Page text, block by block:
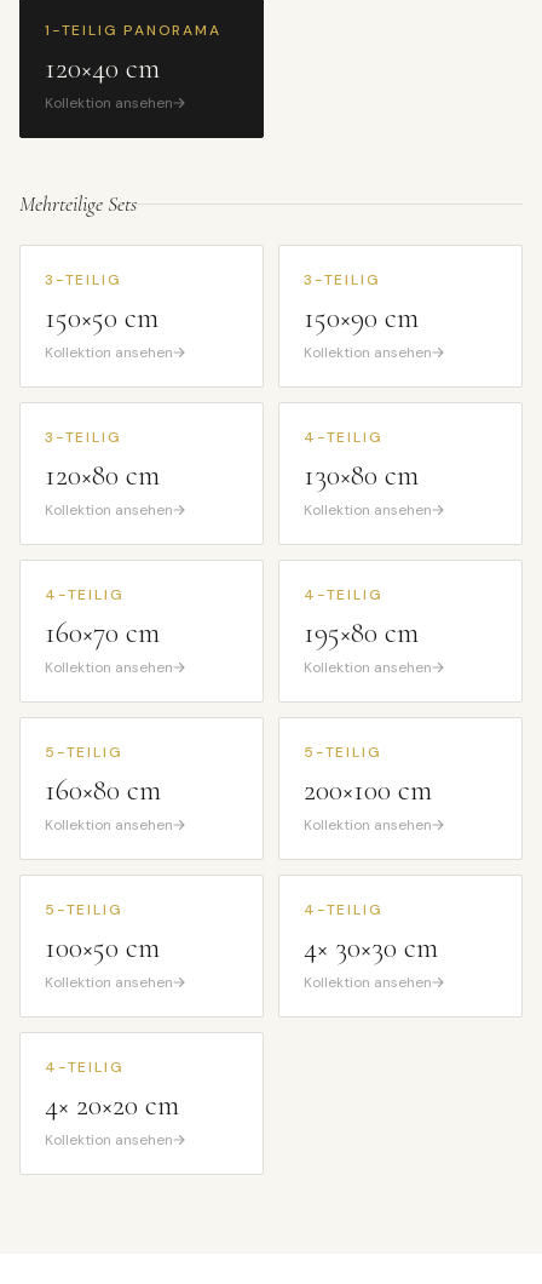
1-TEILIG PANORAMA
120×40 cm
Kollektion ansehen
Mehrteilige Sets
3-TEILIG
150×50 cm
Kollektion ansehen
3-TEILIG
150×90 cm
Kollektion ansehen
3-TEILIG
120×80 cm
Kollektion ansehen
4-TEILIG
130×80 cm
Kollektion ansehen
4-TEILIG
160×70 cm
Kollektion ansehen
4-TEILIG
195×80 cm
Kollektion ansehen
5-TEILIG
160×80 cm
Kollektion ansehen
5-TEILIG
200×100 cm
Kollektion ansehen
5-TEILIG
100×50 cm
Kollektion ansehen
4-TEILIG
4× 30×30 cm
Kollektion ansehen
4-TEILIG
4× 20×20 cm
Kollektion ansehen